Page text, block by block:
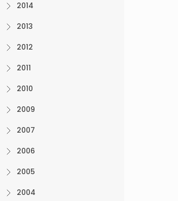
2014
2013
2012
2011
2010
2009
2007
2006
2005
2004